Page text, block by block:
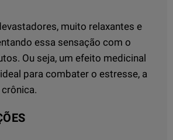
muito relaxantes e
essa sensação com o
Ou seja, um efeito medicinal
para combater o estresse, a